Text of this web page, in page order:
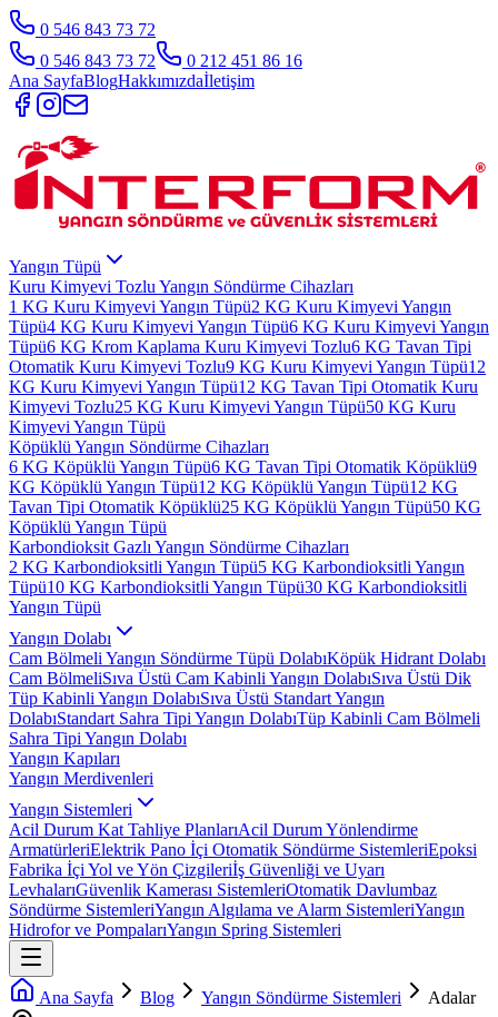
0 546 843 73 72
0 546 843 73 72
0 212 451 86 16
Ana SayfaBlogHakkımızdaİletişim
Yangın Tüpü
Kuru Kimyevi Tozlu Yangın Söndürme Cihazları
1 KG Kuru Kimyevi Yangın Tüpü2 KG Kuru Kimyevi Yangın
Tüpü4 KG Kuru Kimyevi Yangın Tüpü6 KG Kuru Kimyevi Yangın
Tüpü6 KG Krom Kaplama Kuru Kimyevi Tozlu6 KG Tavan Tipi
Otomatik Kuru Kimyevi Tozlu9 KG Kuru Kimyevi Yangın Tüpü12
KG Kuru Kimyevi Yangın Tüpü12 KG Tavan Tipi Otomatik Kuru
Kimyevi Tozlu25 KG Kuru Kimyevi Yangın Tüpü50 KG Kuru
Kimyevi Yangın Tüpü
Köpüklü Yangın Söndürme Cihazları
6 KG Köpüklü Yangın Tüpü6 KG Tavan Tipi Otomatik Köpüklü9
KG Köpüklü Yangın Tüpü12 KG Köpüklü Yangın Tüpü12 KG
Tavan Tipi Otomatik Köpüklü25 KG Köpüklü Yangın Tüpü50 KG
Köpüklü Yangın Tüpü
Karbondioksit Gazlı Yangın Söndürme Cihazları
2 KG Karbondioksitli Yangın Tüpü5 KG Karbondioksitli Yangın
Tüpü10 KG Karbondioksitli Yangın Tüpü30 KG Karbondioksitli
Yangın Tüpü
Yangın Dolabı
Cam Bölmeli Yangın Söndürme Tüpü DolabıKöpük Hidrant Dolabı
Cam BölmeliSıva Üstü Cam Kabinli Yangın DolabıSıva Üstü Dik
Tüp Kabinli Yangın DolabıSıva Üstü Standart Yangın
DolabıStandart Sahra Tipi Yangın DolabıTüp Kabinli Cam Bölmeli
Sahra Tipi Yangın Dolabı
Yangın Kapıları
Yangın Merdivenleri
Yangın Sistemleri
Acil Durum Kat Tahliye PlanlarıAcil Durum Yönlendirme
ArmatürleriElektrik Pano İçi Otomatik Söndürme SistemleriEpoksi
Fabrika İçi Yol ve Yön Çizgileriİş Güvenliği ve Uyarı
LevhalarıGüvenlik Kamerası SistemleriOtomatik Davlumbaz
Söndürme SistemleriYangın Algılama ve Alarm SistemleriYangın
Hidrofor ve PompalarıYangın Spring Sistemleri
Ana Sayfa Blog Yangın Söndürme Sistemleri
Adalar